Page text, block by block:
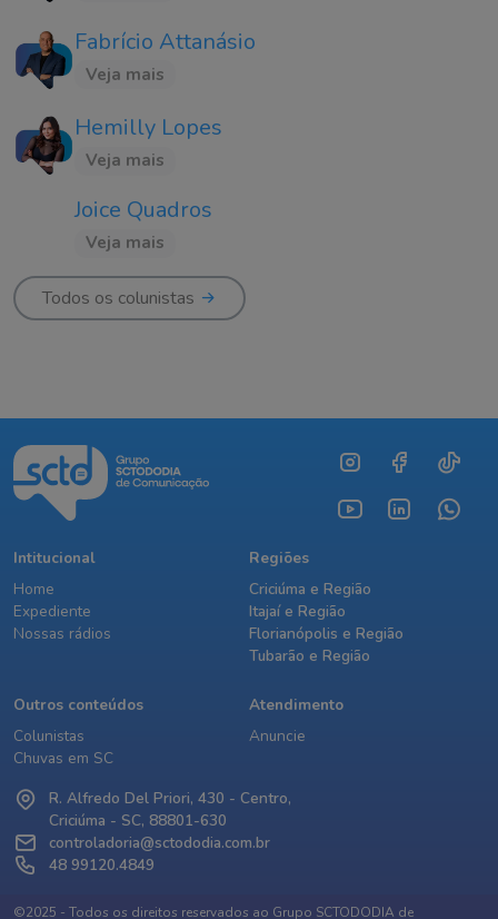
Fabrício Attanásio
Veja mais
Hemilly Lopes
Veja mais
Joice Quadros
Veja mais
Todos os colunistas
Intitucional
Home
Expediente
Nossas rádios
Regiões
Criciúma e Região
Itajaí e Região
Florianópolis e Região
Tubarão e Região
Outros conteúdos
Colunistas
Chuvas em SC
Atendimento
Anuncie
R. Alfredo Del Priori, 430 - Centro,
Criciúma - SC, 88801-630
controladoria@sctododia.com.br
48 99120.4849
©2025 - Todos os direitos reservados ao Grupo SCTODODIA de